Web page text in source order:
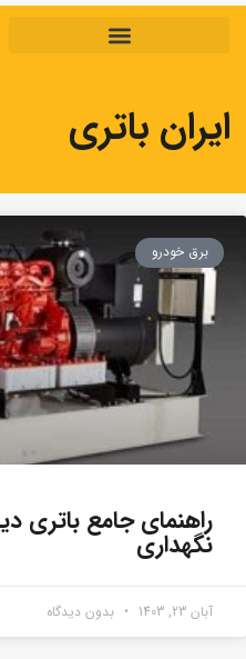
پرش
ایران باتری
برق خودرو
راهنمای جامع باتری
نگهداری
آبان 23, 1403 بدون دیدگاه